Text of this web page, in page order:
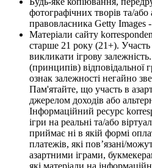
фотографічних творів та/або
правовласника Getty Images
Матеріали сайту
старше 21 року (21+).
викликати ігрову
(принципів)
ознак залежності негайно
Пам'ятайте, що участь в
джерелом доходів або
Інформаційний ресурс
ігри на реальні та/або
приймає ні в якій формі
платежів, які пов’язані/
азартними іграми,
які матеріали на